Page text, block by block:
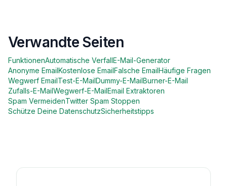
Verwandte Seiten
FunktionenAutomatische VerfallE-Mail-Generator
Anonyme EmailKostenlose EmailFalsche EmailHäufige Fragen
Wegwerf EmailTest-E-MailDummy-E-MailBurner-E-Mail
Zufalls-E-MailWegwerf-E-MailEmail Extraktoren
Spam VermeidenTwitter Spam Stoppen
Schütze Deine DatenschutzSicherheitstipps